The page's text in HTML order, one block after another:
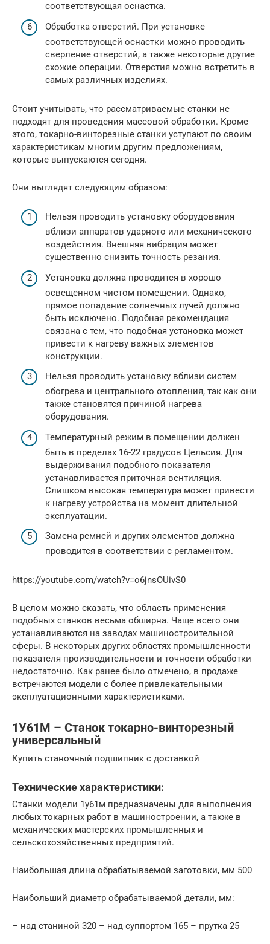
соответствующая оснастка.
Обработка отверстий. При установке
соответствующей оснастки можно проводить
сверление отверстий, а также некоторые другие
схожие операции. Отверстия можно встретить в
самых различных изделиях.
Стоит учитывать, что рассматриваемые станки не
подходят для проведения массовой обработки. Кроме
этого, токарно-винторезные станки уступают по своим
характеристикам многим другим предложениям,
которые выпускаются сегодня.
Они выглядят следующим образом:
Нельзя проводить установку оборудования
вблизи аппаратов ударного или механического
воздействия. Внешняя вибрация может
существенно снизить точность резания.
Установка должна проводится в хорошо
освещенном чистом помещении. Однако,
прямое попадание солнечных лучей должно
быть исключено. Подобная рекомендация
связана с тем, что подобная установка может
привести к нагреву важных элементов
конструкции.
Нельзя проводить установку вблизи систем
обогрева и центрального отопления, так как они
также становятся причиной нагрева
оборудования.
Температурный режим в помещении должен
быть в пределах 16-22 градусов Цельсия. Для
выдерживания подобного показателя
устанавливается приточная вентиляция.
Слишком высокая температура может привести
к нагреву устройства на момент длительной
эксплуатации.
Замена ремней и других элементов должна
проводится в соответствии с регламентом.
https://youtube.com/watch?v=o6jnsOUivS0
В целом можно сказать, что область применения
подобных станков весьма обширна. Чаще всего они
устанавливаются на заводах машиностроительной
сферы. В некоторых других областях промышленности
показателя производительности и точности обработки
недостаточно. Как ранее было отмечено, в продаже
встречаются модели с более привлекательными
эксплуатационными характеристиками.
1У61М – Станок токарно-винторезный
универсальный
Купить станочный подшипник с доставкой
Технические характеристики:
Станки модели 1у61м предназначены для выполнения
любых токарных работ в машиностроении, а также в
механических мастерских промышленных и
сельскохозяйственных предприятий.
Наибольшая длина обрабатываемой заготовки, мм 500
Наибольший диаметр обрабатываемой детали, мм:
– над станиной 320 – над суппортом 165 – прутка 25